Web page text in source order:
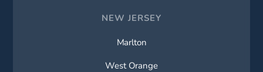
NEW JERSEY
Marlton
West Orange